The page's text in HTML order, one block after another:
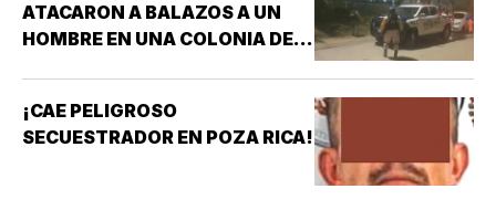
ATACARON A BALAZOS A UN
HOMBRE EN UNA COLONIA DE
¡CAE PELIGROSO
SECUESTRADOR EN POZA RICA!